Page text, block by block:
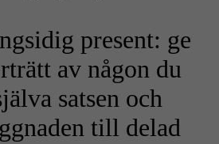
present: ge
av någon du
satsen och
till delad